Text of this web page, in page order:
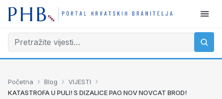
Početna › Blog › VIJESTI ›
KATASTROFA U PULI! S DIZALICE PAO NOV NOVCAT BROD!